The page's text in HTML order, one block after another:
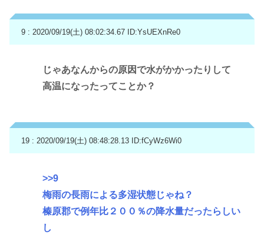
9 : 2020/09/19(土) 08:02:34.67 ID:YsUEXnRe0
じゃあなんからの原因で水がかかったりして
高温になったってことか？
19 : 2020/09/19(土) 08:48:28.13 ID:fCyWz6Wi0
>>9
梅雨の長雨による多湿状態じゃね？
榛原郡で例年比２００％の降水量だったらしい
し